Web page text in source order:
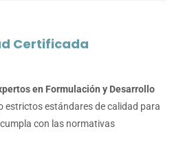
Certificada
en Formulación y Desarrollo
estrictos estándares de calidad para
con las normativas